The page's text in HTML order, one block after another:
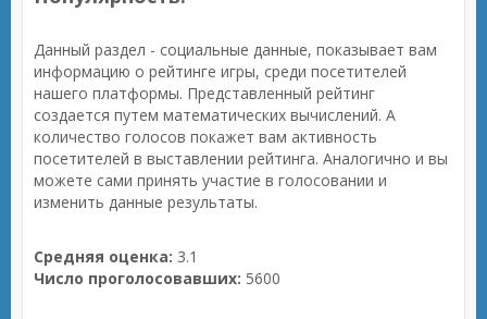
Данный раздел - социальные данные, показывает вам
информацию о рейтинге игры, среди посетителей
нашего платформы. Представленный рейтинг
создается путем математических вычислений. А
количество голосов покажет вам активность
посетителей в выставлении рейтинга. Аналогично и вы
можете сами принять участие в голосовании и
изменить данные результаты.
Средняя оценка: 3.1
Число проголосовавших: 5600